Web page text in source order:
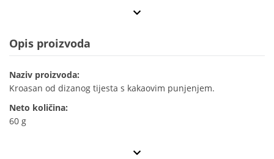
Opis proizvoda
Naziv proizvoda:
Kroasan od dizanog tijesta s kakaovim punjenjem.
Neto količina:
60 g